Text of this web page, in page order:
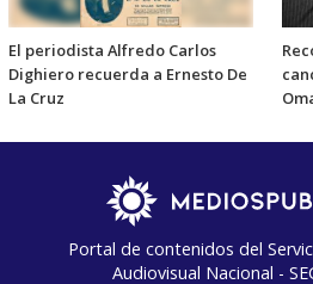
El periodista Alfredo Carlos
Dighiero recuerda a Ernesto De
La Cruz
Portal de contenidos del
Audiovisual Nacional -